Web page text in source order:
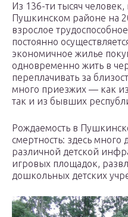
Из 136-ти тысяч
Пушкинском районе на
взрослое
постоянно
экономичное жилье
одновременно жить в
переплачивать за
много приезжих — как
так и из бывших
Рождаемость в
смертность: здесь много
различной детской
игровых площадок,
дошкольных детских